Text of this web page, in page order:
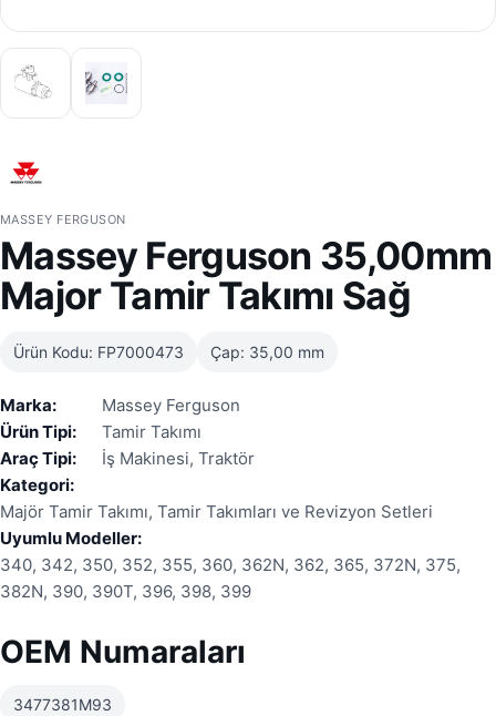
MASSEY FERGUSON
Massey Ferguson 35,00mm
Major Tamir Takımı Sağ
Ürün Kodu: FP7000473 Çap: 35,00 mm
Marka:
Massey Ferguson
Ürün Tipi:
Tamir Takımı
Araç Tipi:
İş Makinesi, Traktör
Kategori:
Majör Tamir Takımı, Tamir Takımları ve Revizyon Setleri
Uyumlu Modeller:
340, 342, 350, 352, 355, 360, 362N, 362, 365, 372N, 375,
382N, 390, 390T, 396, 398, 399
OEM Numaraları
3477381M93